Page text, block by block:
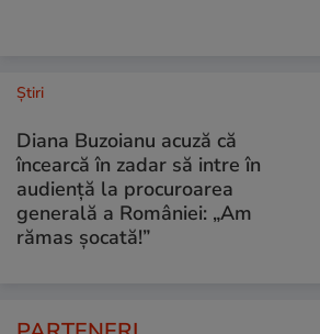
Ştiri
Diana Buzoianu acuză că
încearcă în zadar să intre în
audiență la procuroarea
generală a României: „Am
rămas șocată!”